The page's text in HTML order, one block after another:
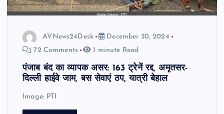
AVNews24Desk
December 30, 2024
72 Comments
1 minute Read
पंजाब बंद का व्यापक असर: 163 ट्रेनें रद्द, अमृतसर-
दिल्ली हाईवे जाम, बस सेवाएं ठप, यात्री बेहाल
Image: PTI